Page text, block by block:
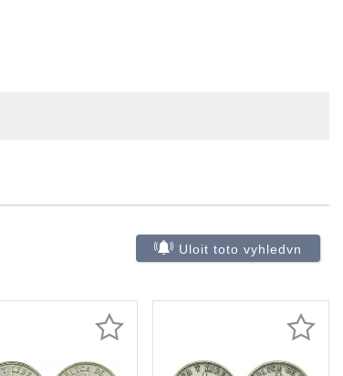
Uloit toto vyhledvn